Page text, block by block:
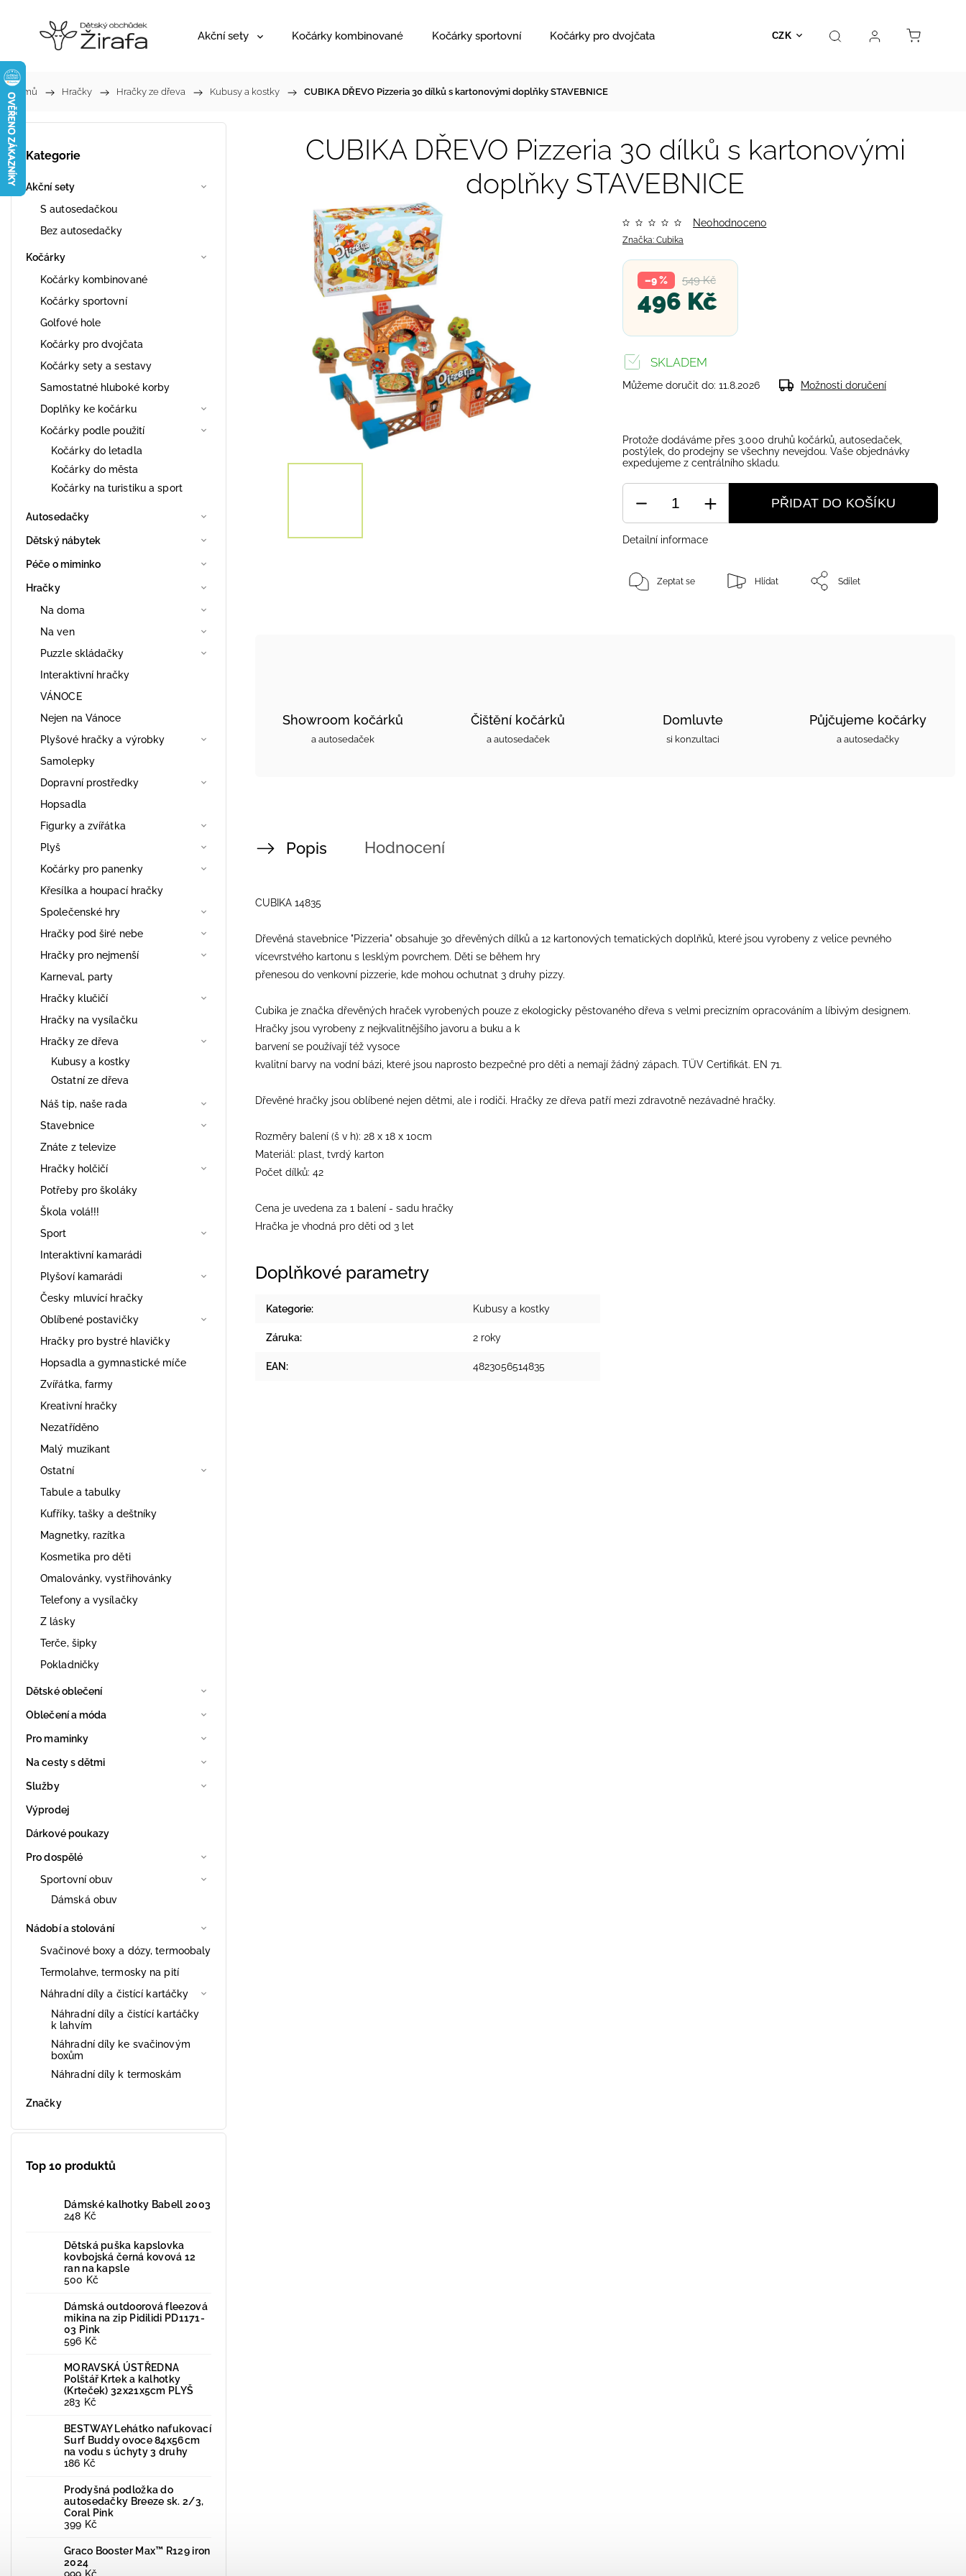
CZK
Akční sety Kočárky kombinované Kočárky sportovní Kočárky pro dvojčata Hračky Prodejna Kontakt
Domů / Hračky / Hračky ze dřeva / Kubusy a kostky / CUBIKA DŘEVO Pizzeria 30 dílků s kartonovými doplňky STAVEBNICE
Kategorie
Akční sety
S autosedačkou
Bez autosedačky
Kočárky
Kočárky kombinované
Kočárky sportovní
Golfové hole
Kočárky pro dvojčata
Kočárky sety a sestavy
Samostatné hluboké korby
Doplňky ke kočárku
Kočárky podle použití
Kočárky do letadla
Kočárky do města
Kočárky na turistiku a sport
Autosedačky
Dětský nábytek
Péče o miminko
Hračky
Na doma
Na ven
Puzzle skládačky
Interaktivní hračky
VÁNOCE
Nejen na Vánoce
Plyšové hračky a výrobky
Samolepky
Dopravní prostředky
Hopsadla
Figurky a zvířátka
Plyš
Kočárky pro panenky
Křesílka a houpací hračky
Společenské hry
Hračky pod širé nebe
Hračky pro nejmenší
Karneval, party
Hračky klučičí
Hračky na vysílačku
Hračky ze dřeva
Kubusy a kostky
Ostatní ze dřeva
Náš tip, naše rada
Stavebnice
Znáte z televize
Hračky holčičí
Potřeby pro školáky
Škola volá!!!
Sport
Interaktivní kamarádi
Plyšoví kamarádi
Česky mluvící hračky
Oblíbené postavičky
Hračky pro bystré hlavičky
Hopsadla a gymnastické míče
Zvířátka, farmy
Kreativní hračky
Nezatříděno
Malý muzikant
Ostatní
Tabule a tabulky
Kufříky, tašky a deštníky
Magnetky, razítka
Kosmetika pro děti
Omalovánky, vystřihovánky
Telefony a vysílačky
Z lásky
Terče, šipky
Pokladničky
Dětské oblečení
Oblečení a móda
Pro maminky
Na cesty s dětmi
Služby
Výprodej
Dárkové poukazy
Pro dospělé
Sportovní obuv
Dámská obuv
Nádobí a stolování
Svačinové boxy a dózy, termoobaly
Termolahve, termosky na pití
Náhradní díly a čistící kartáčky
Náhradní díly a čistící kartáčky
k lahvím
Náhradní díly ke svačinovým
boxům
Náhradní díly k termoskám
Značky
Top 10 produktů
Dámské kalhotky Babell 2003
248 Kč
Dětská puška kapslovka
kovbojská černá kovová 12
ran na kapsle
500 Kč
Dámská outdoorová fleezová
mikina na zip Pidilidi PD1171-
03 Pink
596 Kč
MORAVSKÁ ÚSTŘEDNA
Polštář Krtek a kalhotky
(Krteček) 32x21x5cm PLYŠ
283 Kč
BESTWAY Lehátko nafukovací
Surf Buddy ovoce 84x56cm
na vodu s úchyty 3 druhy
186 Kč
Prodyšná podložka do
autosedačky Breeze sk. 2/3,
Coral Pink
399 Kč
Graco Booster Max™ R129 iron
2024
999 Kč
CUBIKA DŘEVO Pizzeria 30 dílků s kartonovými
doplňky STAVEBNICE
Značka: Cubika
Neohodnoceno
549 Kč
–9 %
496 Kč
SKLADEM
Můžeme doručit do: 11.8.2026 Možnosti doručení
Protože dodáváme přes 3.000 druhů kočárků, autosedaček,
postýlek, do prodejny se všechny nevejdou. Vaše objednávky
expedujeme z centrálního skladu.
PŘIDAT DO KOŠÍKU
Detailní informace
Zeptat se Hlídat Sdílet
Showroom kočárků
a autosedaček
Čištění kočárků
a autosedaček
Domluvte
si konzultaci
Půjčujeme kočárky
a autosedačky
Popis Hodnocení
CUBIKA 14835
Dřevěná stavebnice "Pizzeria" obsahuje 30 dřevěných dílků a 12 kartonových tematických doplňků, které jsou vyrobeny z velice pevného
vícevrstvého kartonu s lesklým povrchem. Děti se během hry
přenesou do venkovní pizzerie, kde mohou ochutnat 3 druhy pizzy.
Cubika je značka dřevěných hraček vyrobených pouze z ekologicky pěstovaného dřeva s velmi precizním opracováním a líbivým designem.
Hračky jsou vyrobeny z nejkvalitnějšího javoru a buku a k
barvení se používají též vysoce
kvalitní barvy na vodní bázi, které jsou naprosto bezpečné pro děti a nemají žádný zápach. TÜV Certifikát. EN 71.
Dřevěné hračky jsou oblíbené nejen dětmi, ale i rodiči. Hračky ze dřeva patří mezi zdravotně nezávadné hračky.
Rozměry balení (š v h): 28 x 18 x 10cm
Materiál: plast, tvrdý karton
Počet dílků: 42
Cena je uvedena za 1 balení - sadu hračky
Hračka je vhodná pro děti od 3 let
Doplňkové parametry
Kategorie: Kubusy a kostky
Záruka: 2 roky
EAN : 4823056514835